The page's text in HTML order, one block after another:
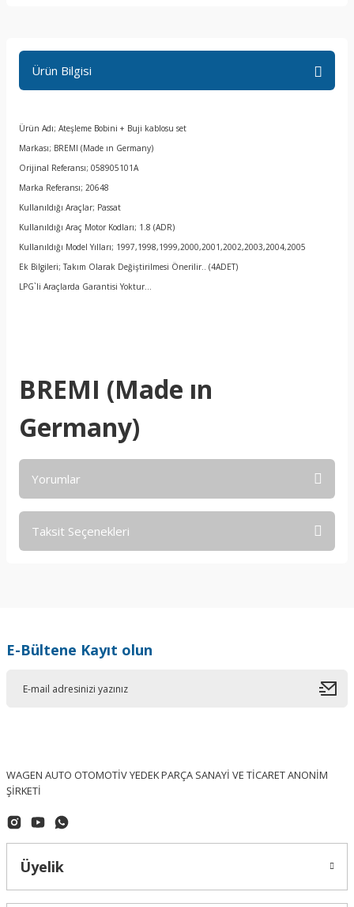
Ürün Bilgisi
Ürün Adı; Ateşleme Bobini + Buji kablosu set
Markası; BREMI (Made ın Germany)
Orijinal Referansı; 058905101A
Marka Referansı; 20648
Kullanıldığı Araçlar; Passat
Kullanıldığı Araç Motor Kodları; 1.8 (ADR)
Kullanıldığı Model Yılları; 1997,1998,1999,2000,2001,2002,2003,2004,2005
Ek Bilgileri; Takım Olarak Değiştirilmesi Önerilir.. (4ADET)
LPG`li Araçlarda Garantisi Yoktur…
BREMI (Made ın
Germany)
Yorumlar
Taksit Seçenekleri
E-Bültene Kayıt olun
WAGEN AUTO OTOMOTİV YEDEK PARÇA SANAYİ VE TİCARET ANONİM
ŞİRKETİ
Üyelik